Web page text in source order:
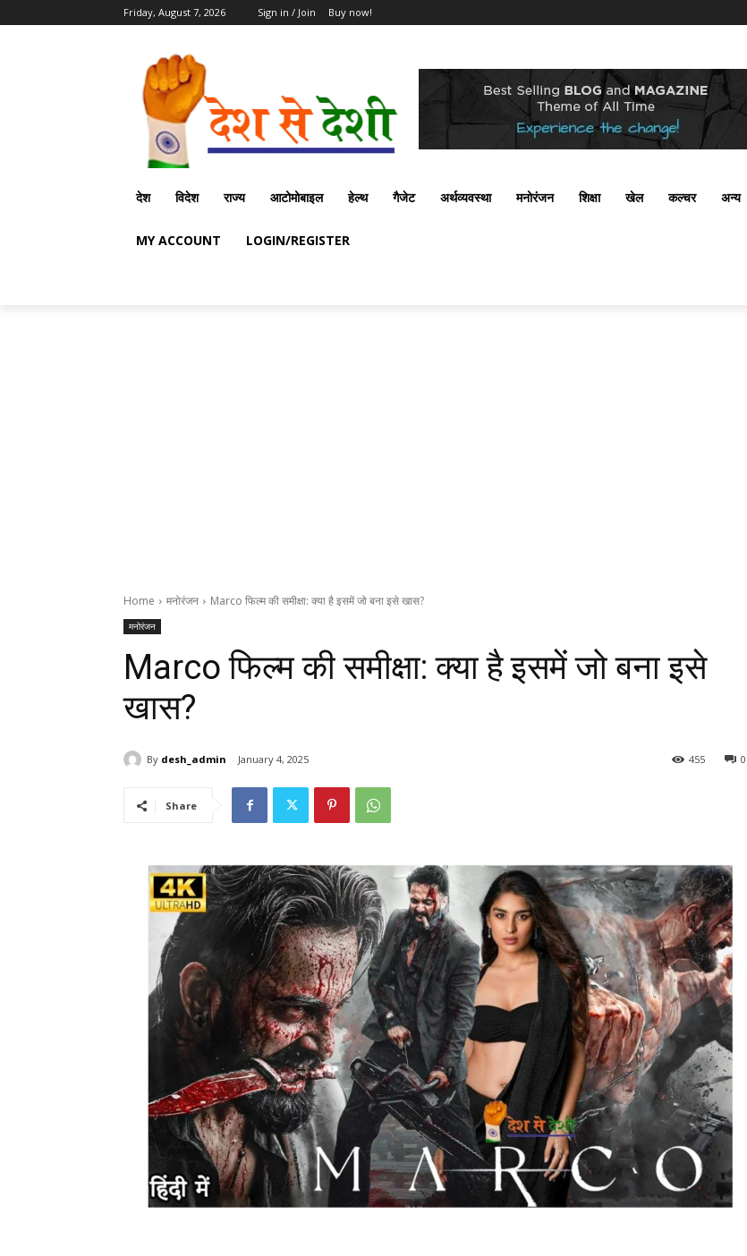
Friday, August 7, 2026 Sign in / Join Buy now!
देश विदेश राज्य आटोमोबाइल हेल्थ गैजेट अर्थव्यवस्था मनोरंजन शिक्षा खेल कल्चर अन्य
MY ACCOUNT LOGIN/REGISTER
Home मनोरंजन Marco फिल्म की समीक्षा: क्या है इसमें जो बना इसे खास?
मनोरंजन
Marco फिल्म की समीक्षा: क्या है इसमें जो बना इसे
खास?
By desh_admin January 4, 2025 0
455
Share